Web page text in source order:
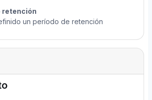
retención
un período de retención